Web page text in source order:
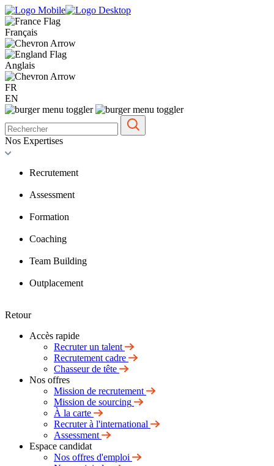
Français
Anglais
FR
EN
Nos Expertises
Recrutement
Assessment
Formation
Coaching
Team Building
Outplacement
Retour
Accès rapide
Recruter un talent
Recrutement cadre
Chasseur de tête
Nos offres
Mission de recrutement
Mission de sourcing
À la carte
Recruter à l'international
Assessment
Espace candidat
Nos offres d'emploi